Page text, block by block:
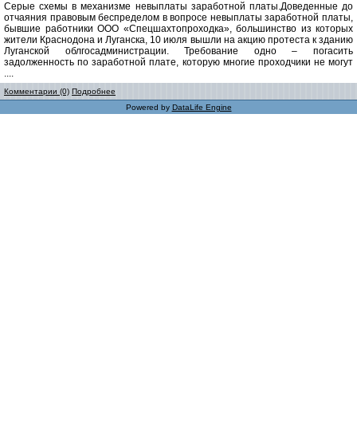
Серые схемы в механизме невыплаты заработной платы.Доведенные до
отчаяния правовым беспределом в вопросе невыплаты заработной платы,
бывшие работники ООО «Спецшахтопроходка», большинство из которых
жители Краснодона и Луганска, 10 июля вышли на акцию протеста к зданию
Луганской облгосадминистрации. Требование одно – погасить
задолженность по заработной плате, которую многие проходчики не могут
....
Комментарии (0) Подробнее
Powered by DataLife Engine